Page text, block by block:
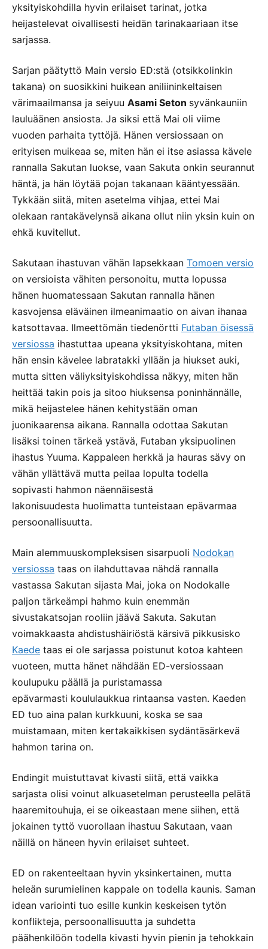
yksityiskohdilla hyvin erilaiset tarinat, jotka
heijastelevat oivallisesti heidän tarinakaariaan itse
sarjassa.
Sarjan päätyttö Main versio ED:stä (otsikkolinkin
takana) on suosikkini huikean aniliininkeltaisen
värimaailmansa ja seiyuu Asami Seton syvänkauniin
lauluäänen ansiosta. Ja siksi että Mai oli viime
vuoden parhaita tyttöjä. Hänen versiossaan on
erityisen muikeaa se, miten hän ei itse asiassa kävele
rannalla Sakutan luokse, vaan Sakuta onkin seurannut
häntä, ja hän löytää pojan takanaan kääntyessään.
Tykkään siitä, miten asetelma vihjaa, ettei Mai
olekaan rantakävelynsä aikana ollut niin yksin kuin on
ehkä kuvitellut.
Sakutaan ihastuvan vähän lapsekkaan Tomoen versio
on versioista vähiten personoitu, mutta lopussa
hänen huomatessaan Sakutan rannalla hänen
kasvojensa eläväinen ilmeanimaatio on aivan ihanaa
katsottavaa. Ilmeettömän tiedenörtti Futaban öisessä
versiossa ihastuttaa upeana yksityiskohtana, miten
hän ensin kävelee labratakki yllään ja hiukset auki,
mutta sitten väliyksityiskohdissa näkyy, miten hän
heittää takin pois ja sitoo hiuksensa poninhännälle,
mikä heijastelee hänen kehitystään oman
juonikaarensa aikana. Rannalla odottaa Sakutan
lisäksi toinen tärkeä ystävä, Futaban yksipuolinen
ihastus Yuuma. Kappaleen herkkä ja hauras sävy on
vähän yllättävä mutta peilaa lopulta todella
sopivasti hahmon näennäisestä
lakonisuudesta huolimatta tunteistaan epävarmaa
persoonallisuutta.
Main alemmuuskompleksisen sisarpuoli Nodokan
versiossa taas on ilahduttavaa nähdä rannalla
vastassa Sakutan sijasta Mai, joka on Nodokalle
paljon tärkeämpi hahmo kuin enemmän
sivustakatsojan rooliin jäävä Sakuta. Sakutan
voimakkaasta ahdistushäiriöstä kärsivä pikkusisko
Kaede taas ei ole sarjassa poistunut kotoa kahteen
vuoteen, mutta hänet nähdään ED-versiossaan
koulupuku päällä ja puristamassa
epävarmasti koululaukkua rintaansa vasten. Kaeden
ED tuo aina palan kurkkuuni, koska se saa
muistamaan, miten kertakaikkisen sydäntäsärkevä
hahmon tarina on.
Endingit muistuttavat kivasti siitä, että vaikka
sarjasta olisi voinut alkuasetelman perusteella pelätä
haaremitouhuja, ei se oikeastaan mene siihen, että
jokainen tyttö vuorollaan ihastuu Sakutaan, vaan
näillä on häneen hyvin erilaiset suhteet.
ED on rakenteeltaan hyvin yksinkertainen, mutta
heleän surumielinen kappale on todella kaunis. Saman
idean variointi tuo esille kunkin keskeisen tytön
konflikteja, persoonallisuutta ja suhdetta
päähenkilöön todella kivasti hyvin pienin ja tehokkain